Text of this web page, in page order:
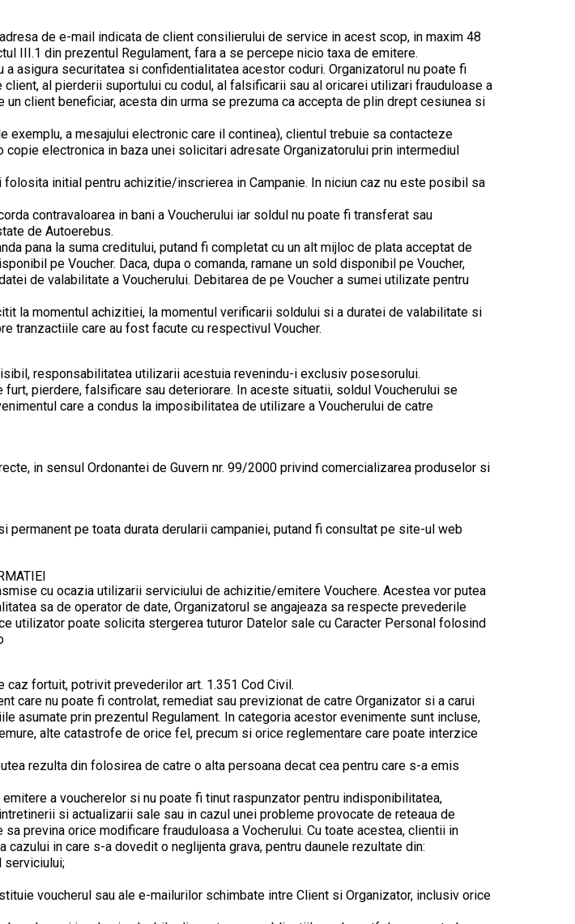
de e-mail indicata de client consilierului de service in acest scop, in maxim 48
III.1 din prezentul Regulament, fara a se percepe nicio taxa de emitere.
asigura securitatea si confidentialitatea acestor coduri. Organizatorul nu poate fi
al pierderii suportului cu codul, al falsificarii sau al oricarei utilizari frauduloase a
client beneficiar, acesta din urma se prezuma ca accepta de plin drept cesiunea si
exemplu, a mesajului electronic care il continea), clientul trebuie sa contacteze
electronica in baza unei solicitari adresate Organizatorului prin intermediul
initial pentru achizitie/inscrierea in Campanie. In niciun caz nu este posibil sa
contravaloarea in bani a Voucherului iar soldul nu poate fi transferat sau
de Autoerebus.
pana la suma creditului, putand fi completat cu un alt mijloc de plata acceptat de
pe Voucher. Daca, dupa o comanda, ramane un sold disponibil pe Voucher,
de valabilitate a Voucherului. Debitarea de pe Voucher a sumei utilizate pentru
la momentul achizitiei, la momentul verificarii soldului si a duratei de valabilitate si
tranzactiile care au fost facute cu respectivul Voucher.
responsabilitatea utilizarii acestuia revenindu-i exclusiv posesorului.
pierdere, falsificare sau deteriorare. In aceste situatii, soldul Voucherului se
care a condus la imposibilitatea de utilizare a Voucherului de catre
in sensul Ordonantei de Guvern nr. 99/2000 privind comercializarea produselor si
pe toata durata derularii campaniei, putand fi consultat pe site-ul web
cu ocazia utilizarii serviciului de achizitie/emitere Vouchere. Acestea vor putea
sa de operator de date, Organizatorul se angajeaza sa respecte prevederile
utilizator poate solicita stergerea tuturor Datelor sale cu Caracter Personal folosind
caz fortuit, potrivit prevederilor art. 1.351 Cod Civil.
care nu poate fi controlat, remediat sau previzionat de catre Organizator si a carui
asumate prin prezentul Regulament. In categoria acestor evenimente sunt incluse,
alte catastrofe de orice fel, precum si orice reglementare care poate interzice
rezulta din folosirea de catre o alta persoana decat cea pentru care s-a emis
a voucherelor si nu poate fi tinut raspunzator pentru indisponibilitatea,
si actualizarii sale sau in cazul unei probleme provocate de reteaua de
previna orice modificare frauduloasa a Vocherului. Cu toate acestea, clientii in
in care s-a dovedit o neglijenta grava, pentru daunele rezultate din:
serviciului;
voucherul sau ale e-mailurilor schimbate intre Client si Organizator, inclusiv orice